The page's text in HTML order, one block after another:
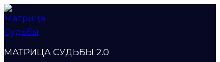
Перейти
к
содержимому
МАТРИЦА СУДЬБЫ 2.0